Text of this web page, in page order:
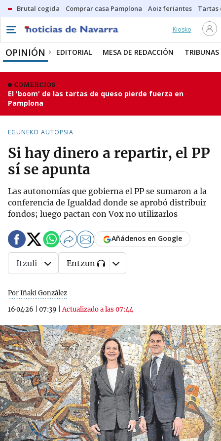
Brutal cogida Comprar casa Pamplona Aoiz feriantes Tartas
Kiosko
OPINIÓN EDITORIAL MESA DE REDACCIÓN TRIBUNAS
COMERCIOS
El 'boom' de las tartas de queso pierde fuerza en
Pamplona
EGUNEKO AUTOPSIA
Si hay dinero a repartir, el PP
sí se apunta
Las autonomías que gobierna el PP se sumaron a la
conferencia de Igualdad donde se aprobó distribuir
fondos; luego pactan con Vox no utilizarlos
Por Iñaki González
16·04·26
07:39 |Actualizado a las 07:44
Añádenos en Google
Itzuli Entzun